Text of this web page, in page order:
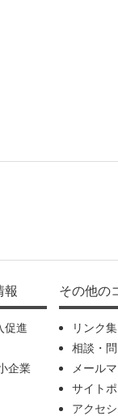
報
促進
企業
その他の
リンク集
相談・
メール
サイト
アクセ